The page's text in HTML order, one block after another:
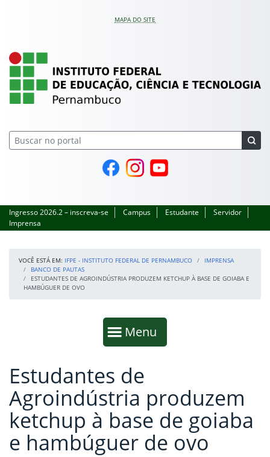
MAPA DO SITE
IFPE – Instituto
Página do Facebook
Perfil no Instagram
Canal no YouTube
Ingresso 2026.2 – inscreva-se Campus Estudante
Servidor
Imprensa
VOCÊ ESTÁ EM: IFPE - INSTITUTO FEDERAL DE PERNAMBUCO
IMPRENSA
BANCO DE PAUTAS
ESTUDANTES DE AGROINDÚSTRIA PRODUZEM KETCHUP À BASE DE GOIABA E
HAMBÚGUER DE OVO
Mostrar
Menu
Fim da navegação
Início do conteúdo
Estudantes de
Agroindústria produzem
ketchup à base de goiaba
e hambúguer de ovo